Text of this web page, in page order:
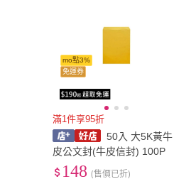
mo點3%
免運券
滿1件享95折
50入 大5K黃牛
皮公文封(牛皮信封) 100P
148 (售價已折)